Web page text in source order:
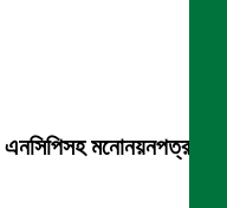
এনসিপিসহ মনোনয়নপত্র